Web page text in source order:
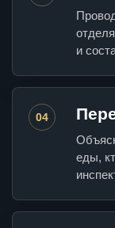
и
04
еды,